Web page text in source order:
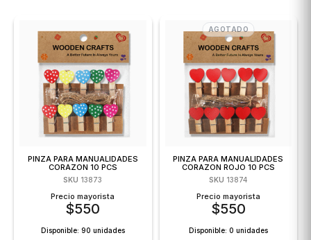
PINZA PARA MANUALIDADES
CORAZON 10 PCS
SKU 13873
Precio mayorista
$550
Disponible: 90 unidades
AGOTADO
PINZA PARA MANUALIDADES
CORAZON ROJO 10 PCS
SKU 13874
Precio mayorista
$550
Disponible: 0 unidades